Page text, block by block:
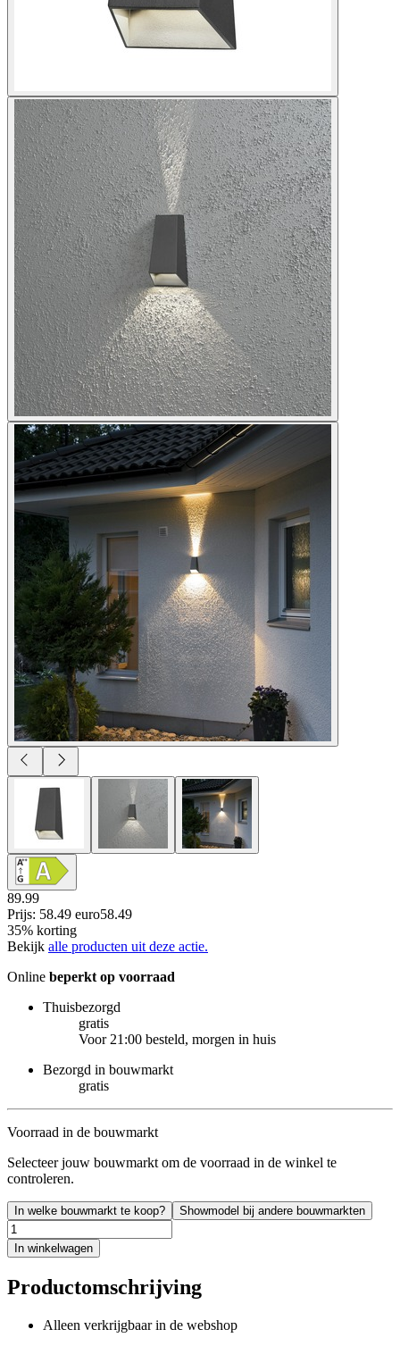
89.99
Prijs: 58.49 euro58.49
35% korting
Bekijk alle producten uit deze actie.
Online beperkt op voorraad
Thuisbezorgd
gratis
Voor 21:00 besteld, morgen in huis
Bezorgd in bouwmarkt
gratis
Voorraad in de bouwmarkt
Selecteer jouw bouwmarkt om de voorraad in de winkel te
controleren.
In welke bouwmarkt te koop? Showmodel bij andere bouwmarkten
In winkelwagen
Productomschrijving
Alleen verkrijgbaar in de webshop